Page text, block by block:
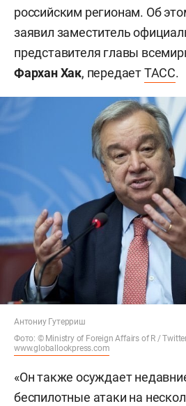
российским регионам. Об
заявил заместитель
представителя главы
Фархан Хак, передаетТАСС.
Антониу Гутерриш
Фото: © Ministry of Foreign Affairs of R /
www.globallookpress.com
«Он также осуждает
беспилотные атаки на